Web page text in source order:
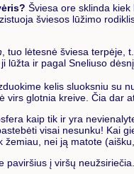
Šviesa ore sklinda
šviesos lūžimo
, tuo lėtesnė šviesa terpėje,
lūžta ir pagal Sneliuso
kelis sluoksniu su
virs glotnia kreive. Čia dar
kaip tik ir yra
visai nesunku! Kai
žemiau, nei ją matote
paviršius į viršų